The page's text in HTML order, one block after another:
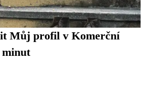
Můj profil v Komerční
minut